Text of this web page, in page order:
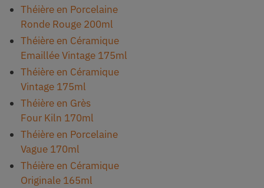
Théière en Porcelaine
Ronde Rouge 200ml
Théière en Céramique
Emaillée Vintage 175ml
Théière en Céramique
Vintage 175ml
Théière en Grès
Four Kiln 170ml
Théière en Porcelaine
Vague 170ml
Théière en Céramique
Originale 165ml